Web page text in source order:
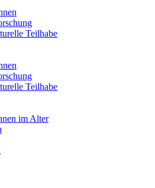
Teilhabe
Teilhabe
im Alter